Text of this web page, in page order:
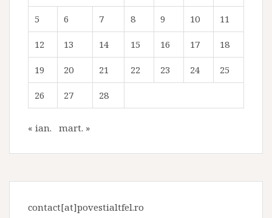
5 6 7 8 9 10 11
12 13 14 15 16 17 18
19 20 21 22 23 24 25
26 27 28
« ian. mart. »
contact[at]povestialtfel.ro